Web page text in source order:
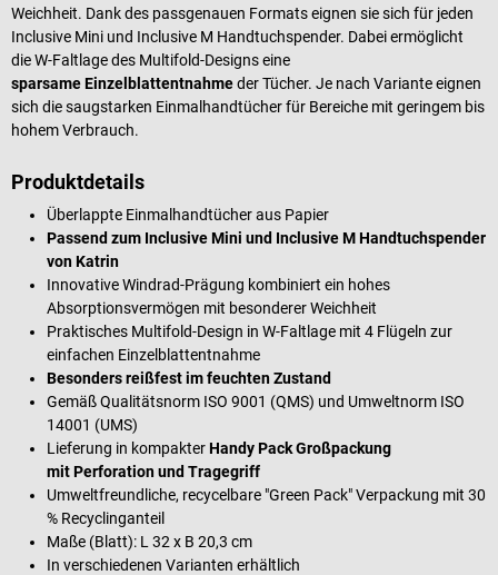
Weichheit. Dank des passgenauen Formats eignen sie sich für jeden
Inclusive Mini und Inclusive M Handtuchspender. Dabei ermöglicht
die W-Faltlage des Multifold-Designs eine
sparsame Einzelblattentnahmeder Tücher. Je nach Variante eignen
sich die saugstarken Einmalhandtücher für Bereiche mit geringem bis
hohem Verbrauch.
Produktdetails
Überlappte Einmalhandtücher aus Papier
Passend zum Inclusive Mini und Inclusive M Handtuchspender
von Katrin
Innovative Windrad-Prägung kombiniert ein hohes
Absorptionsvermögen mit besonderer Weichheit
Praktisches Multifold-Design in W-Faltlage mit 4 Flügeln zur
einfachen Einzelblattentnahme
Besonders reißfest im feuchten Zustand
Gemäß Qualitätsnorm ISO 9001 (QMS) und Umweltnorm ISO
14001 (UMS)
Lieferung in kompakterHandy Pack Großpackung
mit Perforation und Tragegriff
Umweltfreundliche, recycelbare "Green Pack" Verpackung mit 30
% Recyclinganteil
Maße (Blatt): L 32 x B 20,3 cm
In verschiedenen Varianten erhältlich